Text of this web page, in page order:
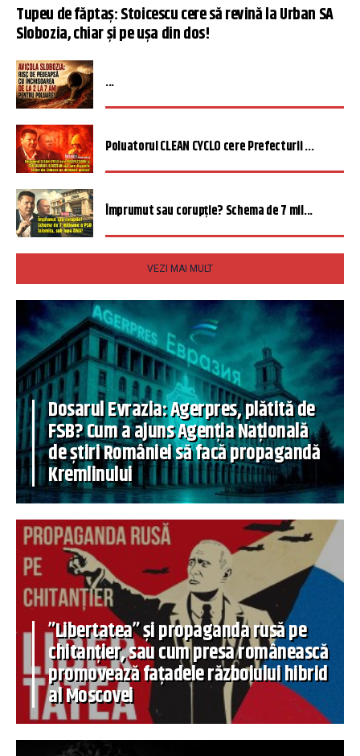
Tupeu de făptaș: Stoicescu cere să revină la Urban SA
Slobozia, chiar și pe ușa din dos!
...
Poluatorul CLEAN CYCLO cere Prefecturii ...
Împrumut sau corupție? Schema de 7 mil...
VEZI MAI MULT
Dosarul Evrazia: Agerpres, plătită de
FSB? Cum a ajuns Agenția Națională
de știri României să facă propagandă
Kremlinului
”Libertatea” și propaganda rusă pe
chitanțier, sau cum presa românească
promovează fațadele războiului hibrid
al Moscovei